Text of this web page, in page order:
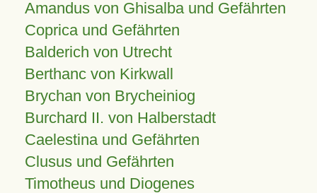
Amandus von Ghisalba und Gefährten
Coprica und Gefährten
Balderich von Utrecht
Berthanc von Kirkwall
Brychan von Brycheiniog
Burchard II. von Halberstadt
Caelestina und Gefährten
Clusus und Gefährten
Timotheus und Diogenes